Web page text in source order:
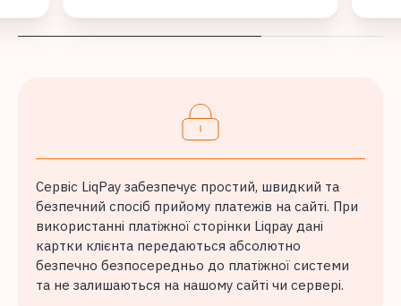
Сервіс LiqPay забезпечує простий, швидкий та
безпечний спосіб прийому платежів на сайті. При
використанні платіжної сторінки Liqpay дані
картки клієнта передаються абсолютно
безпечно безпосередньо до платіжної системи
та не залишаються на нашому сайті чи сервері.